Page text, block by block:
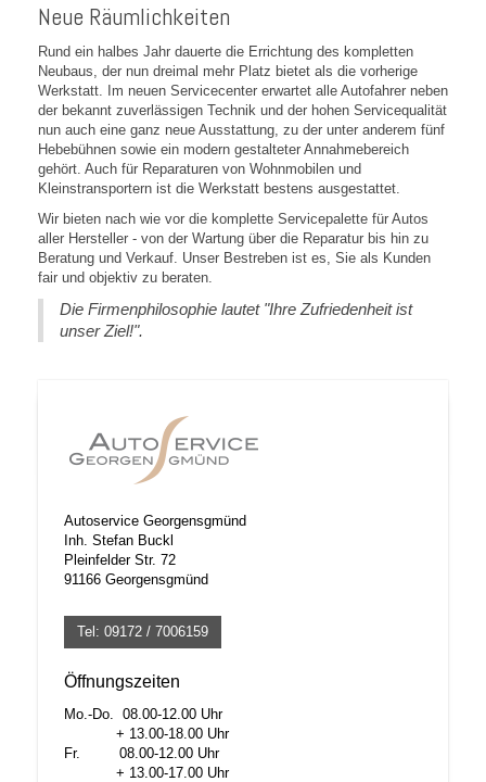
Neue Räumlichkeiten
Rund ein halbes Jahr dauerte die Errichtung des kompletten
Neubaus, der nun dreimal mehr Platz bietet als die vorherige
Werkstatt. Im neuen Servicecenter erwartet alle Autofahrer neben
der bekannt zuverlässigen Technik und der hohen Servicequalität
nun auch eine ganz neue Ausstattung, zu der unter anderem fünf
Hebebühnen sowie ein modern gestalteter Annahmebereich
gehört. Auch für Reparaturen von Wohnmobilen und
Kleinstransportern ist die Werkstatt bestens ausgestattet.
Wir bieten nach wie vor die komplette Servicepalette für Autos
aller Hersteller - von der Wartung über die Reparatur bis hin zu
Beratung und Verkauf. Unser Bestreben ist es, Sie als Kunden
fair und objektiv zu beraten.
Die Firmenphilosophie lautet "Ihre Zufriedenheit ist
unser Ziel!".
Autoservice Georgensgmünd
Inh. Stefan Buckl
Pleinfelder Str. 72
91166 Georgensgmünd
Tel: 09172 / 7006159
Öffnungszeiten
Mo.-Do. 08.00-12.00 Uhr
+ 13.00-18.00 Uhr
Fr. 08.00-12.00 Uhr
+ 13.00-17.00 Uhr